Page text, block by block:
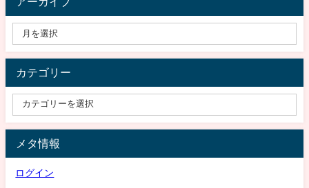
カテゴリー
メタ情報
ログイン